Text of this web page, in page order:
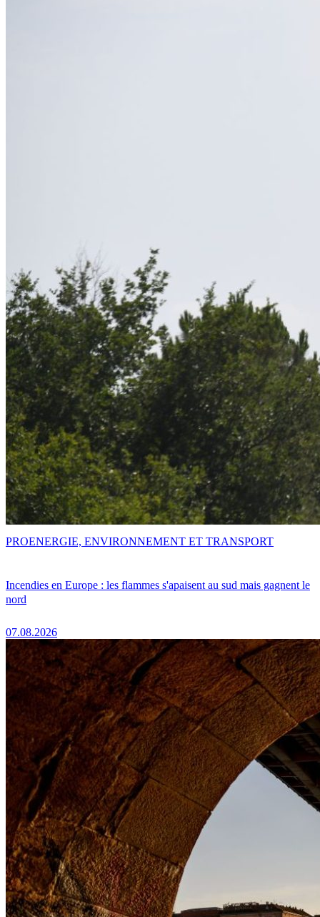
Incendies en Europe : les flammes s'apaisent au sud mais gagnent le
nord
07.08.2026
PROENERGIE, ENVIRONNEMENT ET TRANSPORT